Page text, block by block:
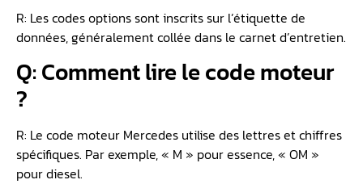
R: Les codes options sont inscrits sur l’étiquette de
données, généralement collée dans le carnet d’entretien.
Q: Comment lire le code moteur
?
R: Le code moteur Mercedes utilise des lettres et chiffres
spécifiques. Par exemple, « M » pour essence, « OM »
pour diesel.